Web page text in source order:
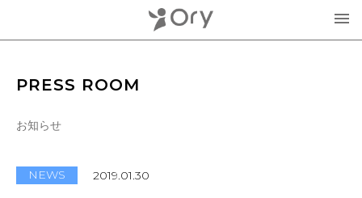
分身ロボットOriHime
意思伝達装置
PRESS ROOM
お知らせ
NEWS 2019.01.30